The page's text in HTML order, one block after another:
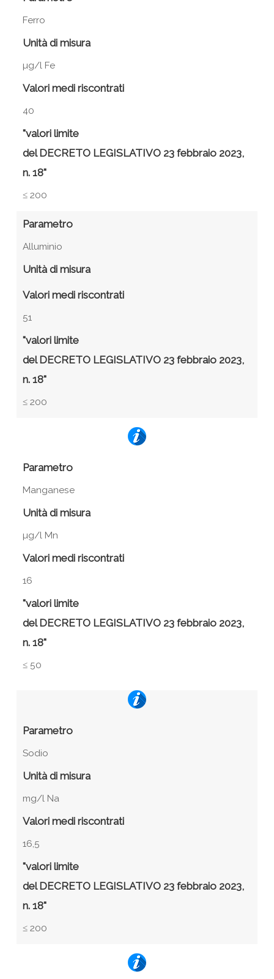
Ferro
Unità di misura
µg/l Fe
Valori medi riscontrati
40
"valori limite
del DECRETO LEGISLATIVO 23 febbraio 2023,
n. 18"
≤ 200
Parametro
Alluminio
Unità di misura
Valori medi riscontrati
51
"valori limite
del DECRETO LEGISLATIVO 23 febbraio 2023,
n. 18"
≤ 200
Parametro
Manganese
Unità di misura
µg/l Mn
Valori medi riscontrati
16
"valori limite
del DECRETO LEGISLATIVO 23 febbraio 2023,
n. 18"
≤ 50
Parametro
Sodio
Unità di misura
mg/l Na
Valori medi riscontrati
16,5
"valori limite
del DECRETO LEGISLATIVO 23 febbraio 2023,
n. 18"
≤ 200